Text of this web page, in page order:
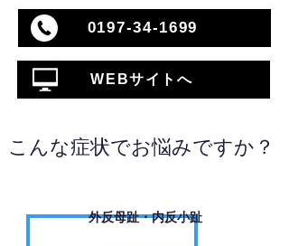
0197-34-1699
WEBサイトへ
こんな症状でお悩みですか？
外反母趾・内反小趾